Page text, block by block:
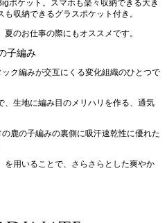
ポケット。スマホも楽々収納できる大き
収納できるグラスポケット付き。
のお仕事の際にもオススメです。
子編み
ク編みが交互にくる変化組織のひとつで
、生地に編み目のメリハリを作る、通気
鹿の子編みの裏側に吸汗速乾性に優れた
を用いることで、さらさらとした爽やか